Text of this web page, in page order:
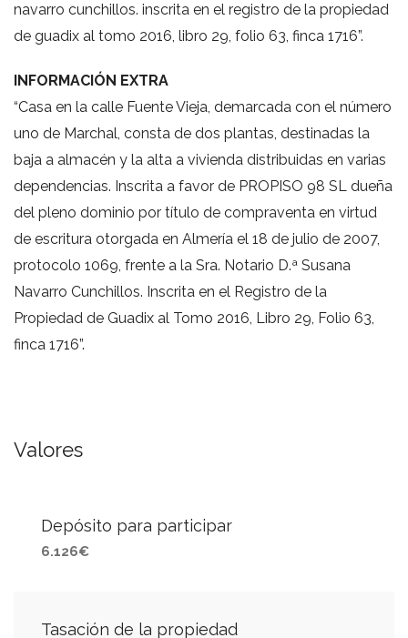
navarro cunchillos. inscrita en el registro de la propiedad
de guadix al tomo 2016, libro 29, folio 63, finca 1716”.
INFORMACIÓN EXTRA
“Casa en la calle Fuente Vieja, demarcada con el número
uno de Marchal, consta de dos plantas, destinadas la
baja a almacén y la alta a vivienda distribuidas en varias
dependencias. Inscrita a favor de PROPISO 98 SL dueña
del pleno dominio por título de compraventa en virtud
de escritura otorgada en Almería el 18 de julio de 2007,
protocolo 1069, frente a la Sra. Notario D.ª Susana
Navarro Cunchillos. Inscrita en el Registro de la
Propiedad de Guadix al Tomo 2016, Libro 29, Folio 63,
finca 1716”.
Valores
Depósito para participar
6.126€
Tasación de la propiedad